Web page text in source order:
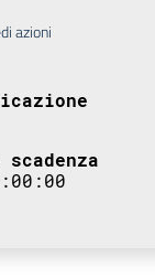
azioni